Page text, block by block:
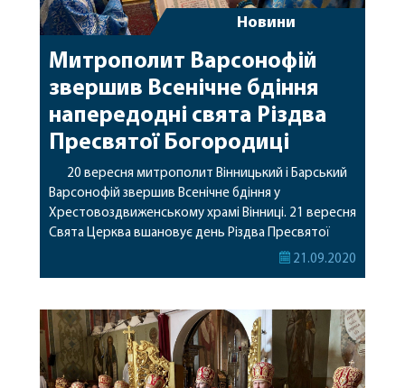
Новини
Митрополит Варсонофій
звершив Всенічне бдіння
напередодні свята Різдва
Пресвятої Богородиці
20 вересня митрополит Вінницький і Барський
Варсонофій звершив Всенічне бдіння у
Хрестовоздвиженському храмі Вінниці. 21 вересня
Свята Церква вшановує день Різдва Пресвятої
Богородиці. Різдво Пресвятої Владичиці нашої
світлий день, на рубежі Старого і Нового завітів,
народилася Преблагословенна Діва Марія,
покликана від віку Божественним Промислом […]
21.09.2020